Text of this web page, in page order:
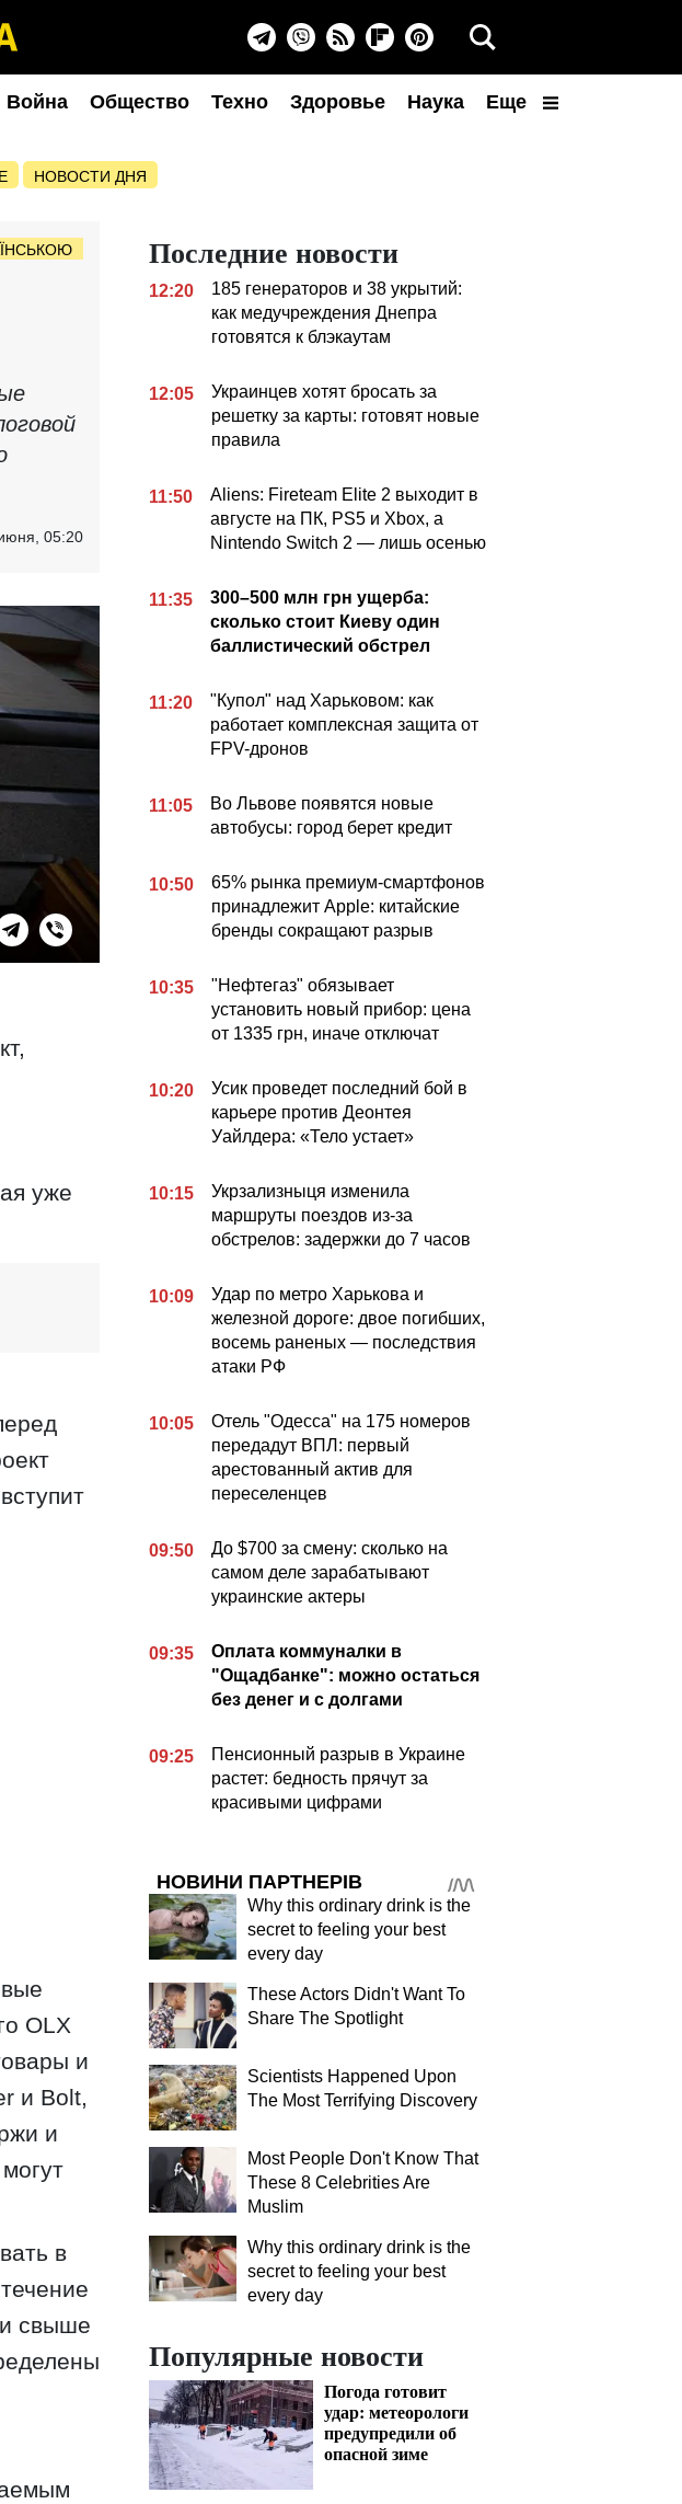
Война Общество Техно Здоровье Наука Еще
НОВОСТИ ДНЯ
05:20
уже
OLX
и
и Bolt,
и
в
свыше
Последние новости
12:20
185 генераторов и 38 укрытий:
как медучреждения Днепра
готовятся к блэкаутам
12:05
Украинцев хотят бросать за
решетку за карты: готовят новые
правила
11:50
Aliens: Fireteam Elite 2 выходит в
августе на ПК, PS5 и Xbox, а
Nintendo Switch 2 — лишь осенью
11:35
300–500 млн грн ущерба:
сколько стоит Киеву один
баллистический обстрел
11:20
"Купол" над Харьковом: как
работает комплексная защита от
FPV-дронов
11:05
Во Львове появятся новые
автобусы: город берет кредит
10:50
65% рынка премиум-смартфонов
принадлежит Apple: китайские
бренды сокращают разрыв
10:35
"Нефтегаз" обязывает
установить новый прибор: цена
от 1335 грн, иначе отключат
10:20
Усик проведет последний бой в
карьере против Деонтея
Уайлдера: «Тело устает»
10:15
Укрзализныця изменила
маршруты поездов из-за
обстрелов: задержки до 7 часов
10:09
Удар по метро Харькова и
железной дороге: двое погибших,
восемь раненых — последствия
атаки РФ
10:05
Отель "Одесса" на 175 номеров
передадут ВПЛ: первый
арестованный актив для
переселенцев
09:50
До $700 за смену: сколько на
самом деле зарабатывают
украинские актеры
09:35
Оплата коммуналки в
"Ощадбанке": можно остаться
без денег и с долгами
09:25
Пенсионный разрыв в Украине
растет: бедность прячут за
красивыми цифрами
НОВИНИ ПАРТНЕРІВ
Why this ordinary drink is the
secret to feeling your best
every day
These Actors Didn't Want To
Share The Spotlight
Scientists Happened Upon
The Most Terrifying Discovery
Most People Don't Know That
These 8 Celebrities Are
Muslim
Why this ordinary drink is the
secret to feeling your best
every day
Популярные новости
Погода готовит
удар: метеорологи
предупредили об
опасной зиме